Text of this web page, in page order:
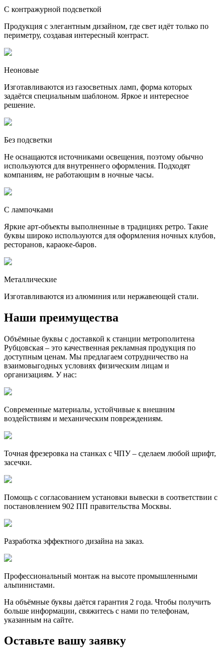
С контражурной подсветкой
Продукция с элегантным дизайном, где свет идёт только по
периметру, создавая интересный контраст.
Неоновые
Изготавливаются из газосветных ламп, форма которых
задаётся специальным шаблоном. Яркое и интересное
решение.
Без подсветки
Не оснащаются источниками освещения, поэтому обычно
используются для внутреннего оформления. Подходят
компаниям, не работающим в ночные часы.
С лампочками
Яркие арт-объекты выполненные в традициях ретро. Такие
буквы широко используются для оформления ночных клубов,
ресторанов, караоке-баров.
Металлические
Изготавливаются из алюминия или нержавеющей стали.
Наши преимущества
Объёмные буквы с доставкой к станции метрополитена
Рубцовская – это качественная рекламная продукция по
доступным ценам. Мы предлагаем сотрудничество на
взаимовыгодных условиях физическим лицам и
организациям. У нас:
Современные материалы, устойчивые к внешним
воздействиям и механическим повреждениям.
Точная фрезеровка на станках с ЧПУ – сделаем любой шрифт,
засечки.
Помощь с согласованием установки вывески в соответствии с
постановлением 902 ПП правительства Москвы.
Разработка эффектного дизайна на заказ.
Профессиональный монтаж на высоте промышленными
альпинистами.
На объёмные буквы даётся гарантия 2 года. Чтобы получить
больше информации, свяжитесь с нами по телефонам,
указанным на сайте.
Оставьте вашу заявку